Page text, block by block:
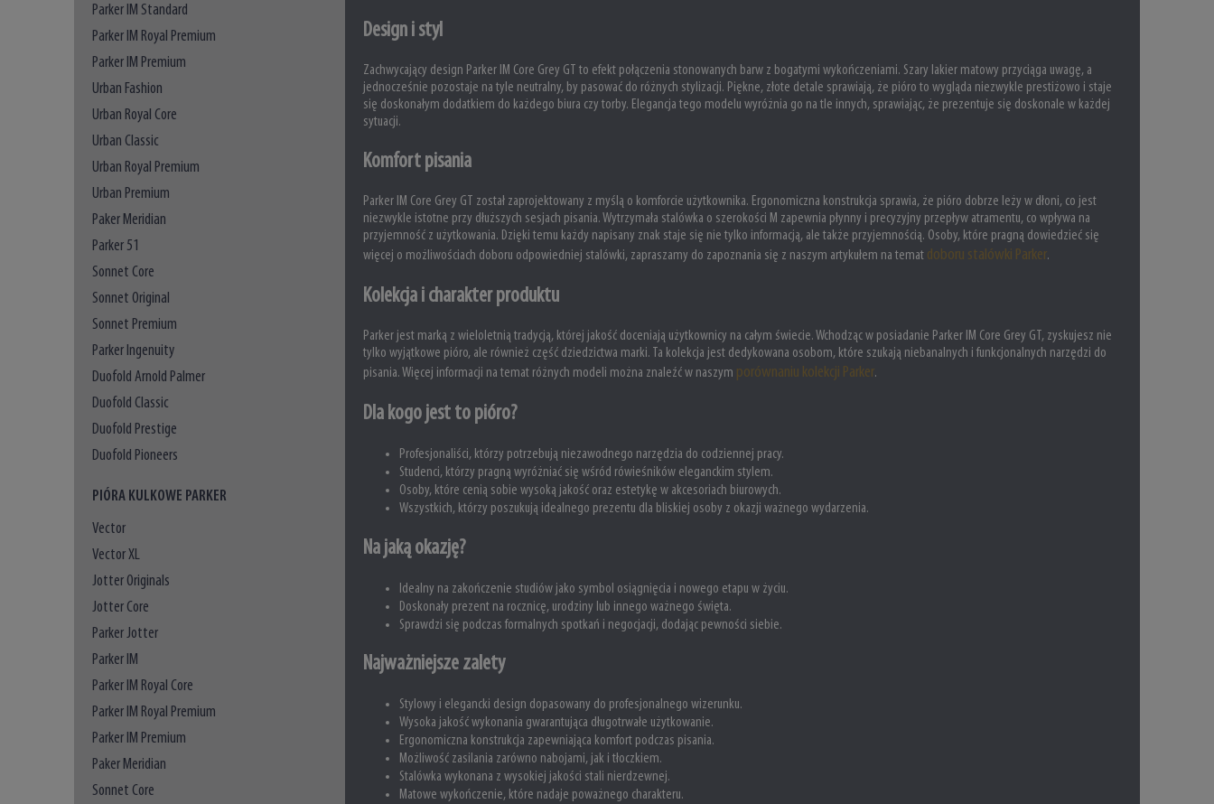
Parker IM Standard
Parker IM Royal Premium
Parker IM Premium
Urban Fashion
Urban Royal Core
Urban Classic
Urban Royal Premium
Urban Premium
Paker Meridian
Parker 51
Sonnet Core
Sonnet Original
Sonnet Premium
Parker Ingenuity
Duofold Arnold Palmer
Duofold Classic
Duofold Prestige
Duofold Pioneers
PIÓRA KULKOWE PARKER
Vector
Vector XL
Jotter Originals
Jotter Core
Parker Jotter
Parker IM
Parker IM Royal Core
Parker IM Royal Premium
Parker IM Premium
Paker Meridian
Sonnet Core
Design i styl
Zachwycający design Parker IM Core Grey GT to efekt połączenia stonowanych barw z bogatymi wykończeniami. Szary lakier matowy przyciąga uwagę, a
jednocześnie pozostaje na tyle neutralny, by pasować do różnych stylizacji. Piękne, złote detale sprawiają, że pióro to wygląda niezwykle prestiżowo i staje
się doskonałym dodatkiem do każdego biura czy torby. Elegancja tego modelu wyróżnia go na tle innych, sprawiając, że prezentuje się doskonale w każdej
sytuacji.
Komfort pisania
Parker IM Core Grey GT został zaprojektowany z myślą o komforcie użytkownika. Ergonomiczna konstrukcja sprawia, że pióro dobrze leży w dłoni, co jest
niezwykle istotne przy dłuższych sesjach pisania. Wytrzymała stalówka o szerokości M zapewnia płynny i precyzyjny przepływ atramentu, co wpływa na
przyjemność z użytkowania. Dzięki temu każdy napisany znak staje się nie tylko informacją, ale także przyjemnością. Osoby, które pragną dowiedzieć się
więcej o możliwościach doboru odpowiedniej stalówki, zapraszamy do zapoznania się z naszym artykułem na temat doboru stalówki Parker.
Kolekcja i charakter produktu
Parker jest marką z wieloletnią tradycją, której jakość doceniają użytkownicy na całym świecie. Wchodząc w posiadanie Parker IM Core Grey GT, zyskujesz nie
tylko wyjątkowe pióro, ale również część dziedzictwa marki. Ta kolekcja jest dedykowana osobom, które szukają niebanalnych i funkcjonalnych narzędzi do
pisania. Więcej informacji na temat różnych modeli można znaleźć w naszym porównaniu kolekcji Parker.
Dla kogo jest to pióro?
Profesjonaliści, którzy potrzebują niezawodnego narzędzia do codziennej pracy.
Studenci, którzy pragną wyróżniać się wśród rówieśników eleganckim stylem.
Osoby, które cenią sobie wysoką jakość oraz estetykę w akcesoriach biurowych.
Wszystkich, którzy poszukują idealnego prezentu dla bliskiej osoby z okazji ważnego wydarzenia.
Na jaką okazję?
Idealny na zakończenie studiów jako symbol osiągnięcia i nowego etapu w życiu.
Doskonały prezent na rocznicę, urodziny lub innego ważnego święta.
Sprawdzi się podczas formalnych spotkań i negocjacji, dodając pewności siebie.
Najważniejsze zalety
Stylowy i elegancki design dopasowany do profesjonalnego wizerunku.
Wysoka jakość wykonania gwarantująca długotrwałe użytkowanie.
Ergonomiczna konstrukcja zapewniająca komfort podczas pisania.
Możliwość zasilania zarówno nabojami, jak i tłoczkiem.
Stalówka wykonana z wysokiej jakości stali nierdzewnej.
Matowe wykończenie, które nadaje poważnego charakteru.